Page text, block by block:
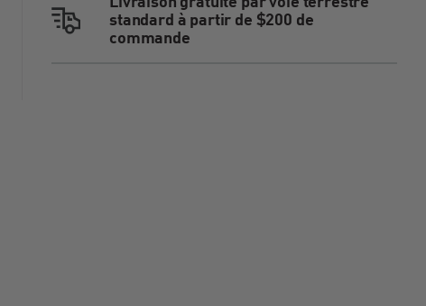
standard à partir de $200 de
commande